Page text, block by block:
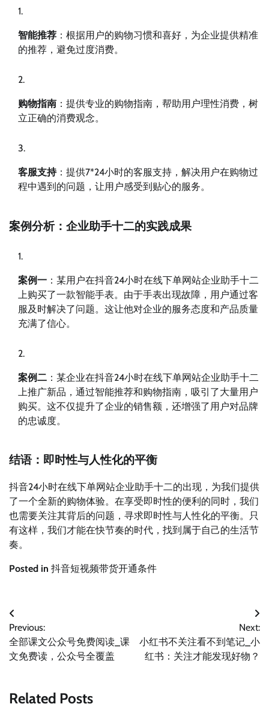
智能推荐 ：根据用户的购物习惯和喜好，为企业提供精准
的推荐，避免过度消费。
购物指南 ：提供专业的购物指南，帮助用户理性消费，树
立正确的消费观念。
客服支持：提供7*24小时的客服支持，解决用户在购物过
程中遇到的问题，让用户感受到贴心的服务。
案例分析：企业助手十二的实践成果
案例一 ：某用户在抖音24小时在线下单网站企业助手十二
上购买了一款智能手表。由于手表出现故障，用户通过客
服及时解决了问题。这让他对企业的服务态度和产品质量
充满了信心。
案例二 ：某企业在抖音24小时在线下单网站企业助手十二
上推广新品，通过智能推荐和购物指南，吸引了大量用户
购买。这不仅提升了企业的销售额，还增强了用户对品牌
的忠诚度。
结语：即时性与人性化的平衡
抖音24小时在线下单网站企业助手十二的出现，为我们提供
了一个全新的购物体验。在享受即时性的便利的同时，我们
也需要关注其背后的问题，寻求即时性与人性化的平衡。只
有这样，我们才能在快节奏的时代，找到属于自己的生活节
奏。
Posted in 抖音短视频带货开通条件
文
章
导
Previous:
全部课文公众号免费阅读_课
文免费读，公众号全覆盖
Next:
小红书不关注看不到笔记_小
红书：关注才能发现好物？
Related Posts